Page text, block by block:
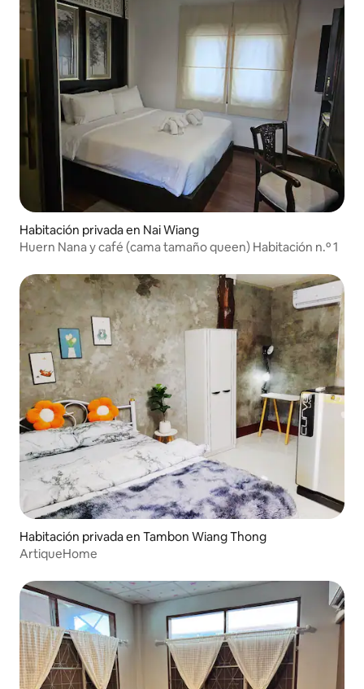
Habitación privada en Nai Wiang
Huern Nana y café (cama tamaño queen) Habitación n.º 1
Habitación privada en Tambon Wiang Thong
ArtiqueHome